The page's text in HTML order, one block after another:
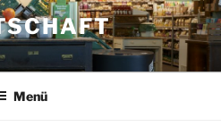
Menü